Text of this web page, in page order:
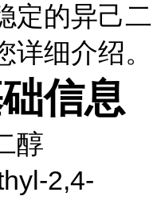
定的异己二
细介绍。
信息
醇
2,4-